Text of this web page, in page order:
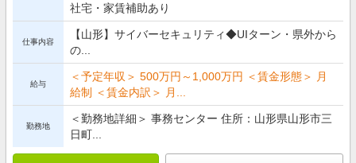
社宅・家賃補助あり
仕事内容
【山形】サイバーセキュリティ◆UIターン・県外から
の...
給与
＜予定年収＞ 500万円～1,000万円 ＜賃金形態＞ 月
給制 ＜賃金内訳＞ 月...
勤務地
＜勤務地詳細＞ 事務センター 住所：山形県山形市三
日町...